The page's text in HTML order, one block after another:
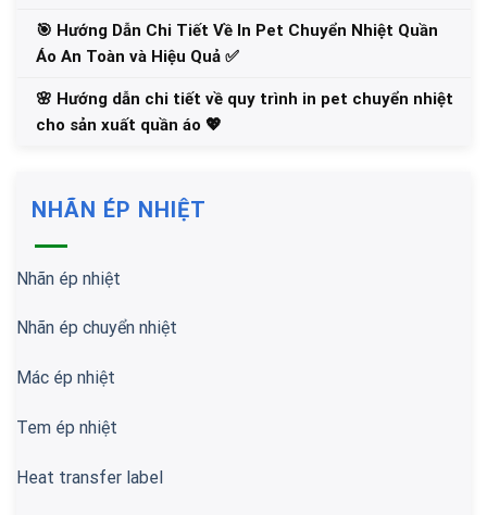
🎯 Hướng Dẫn Chi Tiết Về In Pet Chuyển Nhiệt Quần
Áo An Toàn và Hiệu Quả ✅
🌸 Hướng dẫn chi tiết về quy trình in pet chuyển nhiệt
cho sản xuất quần áo 💖
NHÃN ÉP NHIỆT
Nhãn ép nhiệt
Nhãn ép chuyển nhiệt
Mác ép nhiệt
Tem ép nhiệt
Heat transfer label